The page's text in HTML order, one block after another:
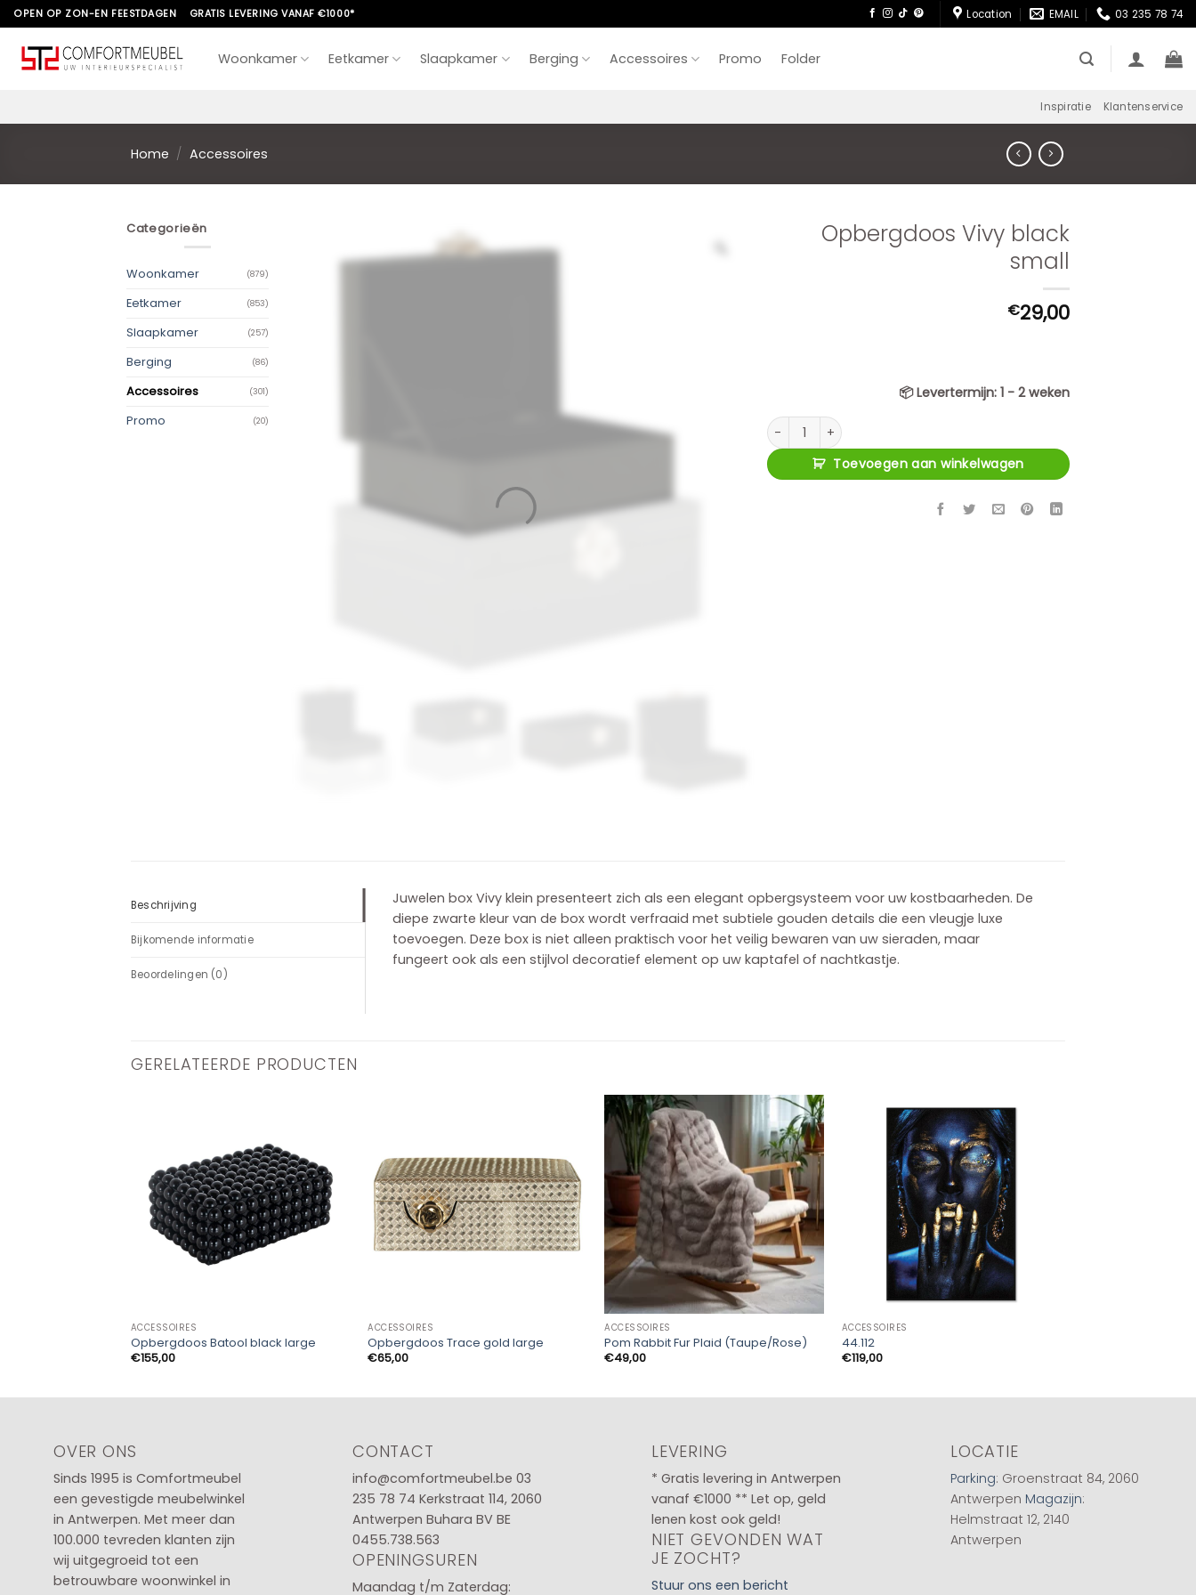
Skip
to
content
OPEN OP ZON-EN FEESTDAGEN GRATIS LEVERING VANAF €1000* Location EMAIL 03 235 78 74
Woonkamer Eetkamer Slaapkamer Berging Accessoires Promo Folder
Inspiratie Klantenservice
Home / Accessoires
Categorieën
Woonkamer (879)
Eetkamer (853)
Slaapkamer (257)
Berging (86)
Accessoires (301)
Promo (20)
Opbergdoos Vivy black
small
€29,00
📦Levertermijn: 1 - 2 weken
Opbergdoos Vivy black small aantal
Toevoegen aan winkelwagen
Beschrijving
Bijkomende informatie
Beoordelingen (0)
Juwelen box Vivy klein presenteert zich als een elegant opbergsysteem voor uw kostbaarheden. De
diepe zwarte kleur van de box wordt verfraaid met subtiele gouden details die een vleugje luxe
toevoegen. Deze box is niet alleen praktisch voor het veilig bewaren van uw sieraden, maar
fungeert ook als een stijlvol decoratief element op uw kaptafel of nachtkastje.
GERELATEERDE PRODUCTEN
ACCESSOIRES
Opbergdoos Batool black large
€155,00
ACCESSOIRES
Opbergdoos Trace gold large
€65,00
ACCESSOIRES
Pom Rabbit Fur Plaid (Taupe/Rose)
€49,00
ACCESSOIRES
44.112
€119,00
OVER ONS
Sinds 1995 is Comfortmeubel
een gevestigde meubelwinkel
in Antwerpen. Met meer dan
100.000 tevreden klanten zijn
wij uitgegroeid tot een
betrouwbare woonwinkel in
CONTACT
info@comfortmeubel.be 03
235 78 74 Kerkstraat 114, 2060
Antwerpen Buhara BV BE
0455.738.563
OPENINGSUREN
Maandag t/m Zaterdag:
LEVERING
* Gratis levering in Antwerpen
vanaf €1000 ** Let op, geld
lenen kost ook geld!
NIET GEVONDEN WAT
JE ZOCHT?
Stuur ons een bericht
LOCATIE
Parking: Groenstraat 84, 2060
Antwerpen Magazijn:
Helmstraat 12, 2140
Antwerpen